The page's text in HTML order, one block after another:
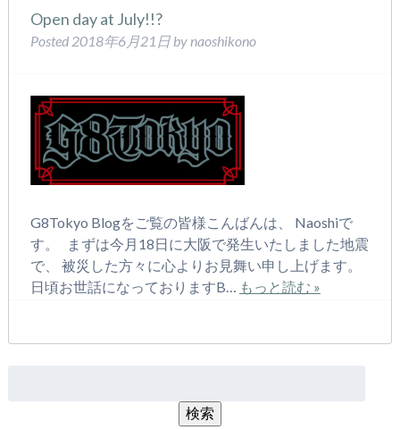
Open day at July!!?
Posted 2018年6月21日 by naoshikono
G8Tokyo Blogをご覧の皆様こんばんは、 Naoshiで
す。 まずは今月18日に大阪で発生いたしました地震
で、 被災した方々に心よりお見舞い申し上げます。
日頃お世話になっておりますB…
もっと読む »
検索